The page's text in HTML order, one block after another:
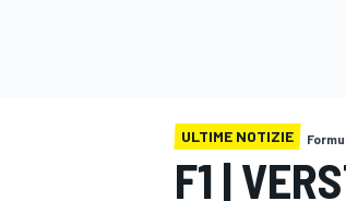
ULTIME NOTIZIE
F1 |